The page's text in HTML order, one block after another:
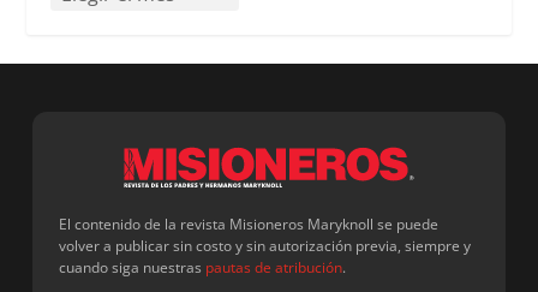
El contenido de la revista Misioneros Maryknoll se puede
volver a publicar sin costo y sin autorización previa, siempre y
cuando siga nuestras pautas de atribución.